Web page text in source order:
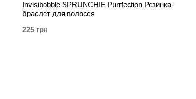
Invisibobble SPRUNCHIE Purrfection Резинка-
браслет для волосся
225 грн